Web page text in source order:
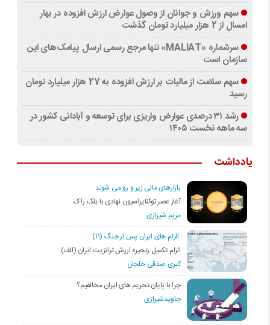
سهم ورزش و جوانان از وصول عوارض ارزش افزوده در بهار
امسال از 2 هزار میلیارد تومان گذشت
سرشماره «MALIAT» تنها مرجع رسمی ارسال پیامک‌های این
سازمان است
سهم سلامت از مالیات بر ارزش افزوده به 27 هزار میلیارد تومان
رسید
رشد ۳۱ درصدی عوارض واریزی برای توسعه و آبادانی کشور در
سه ماهه نخست ۱۴۰۵
یادداشت
بازارهای مالی زیر و رو می شوند
آغاز عصر توکنایزاسیون نهادی با بلک راک
مریم شیرازی
الزام های ایران پس از جنگ (۱۱)
الزام تکمیل زنجیره ارزش ترانزیت ایران (الف)
کبری صدقی خلجان
چرا با پایان تحریم های ایران مخالفیم؟
جاویدشیرازی